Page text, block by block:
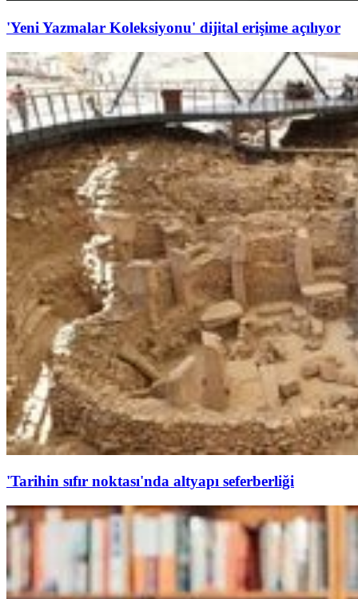
'Yeni Yazmalar Koleksiyonu' dijital erişime açılıyor
'Tarihin sıfır noktası'nda altyapı seferberliği